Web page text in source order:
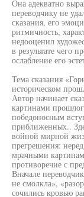
Она адекватно
переводчику не
сказания, его
ритмичность,
недооценил
в результате чего
ослабление его
Тема сказания
историческом
Автор начинает
картинами
победоносным
приближенных..
войной мирной
прегрешения:
мрачными
противоречие с
Вначале
не смолкла»,
сочились кровью